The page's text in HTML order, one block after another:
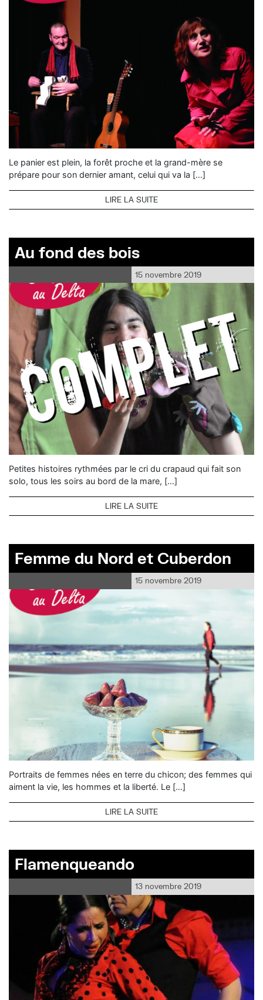
Le panier est plein, la forêt proche et la grand-mère se
prépare pour son dernier amant, celui qui va la […]
LIRE LA SUITE
Au fond des bois
15 novembre 2019
Petites histoires rythmées par le cri du crapaud qui fait son
solo, tous les soirs au bord de la mare, […]
LIRE LA SUITE
Femme du Nord et Cuberdon
15 novembre 2019
Portraits de femmes nées en terre du chicon; des femmes qui
aiment la vie, les hommes et la liberté. Le […]
LIRE LA SUITE
Flamenqueando
13 novembre 2019